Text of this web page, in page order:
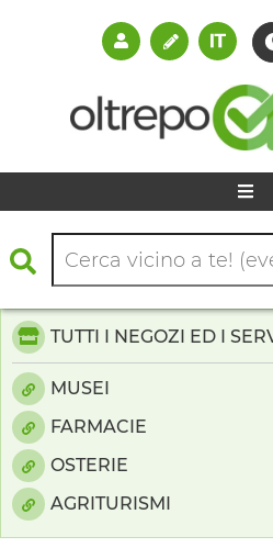
TUTTI I NEGOZI ED I
MUSEI
FARMACIE
OSTERIE
AGRITURISMI